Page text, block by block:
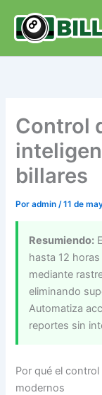
contenido
Control
billares
Poradmin/11 de
Resumiendo:
hasta 12
mediante
eliminando
Automatiza
reportes sin
Por qué el
modernos